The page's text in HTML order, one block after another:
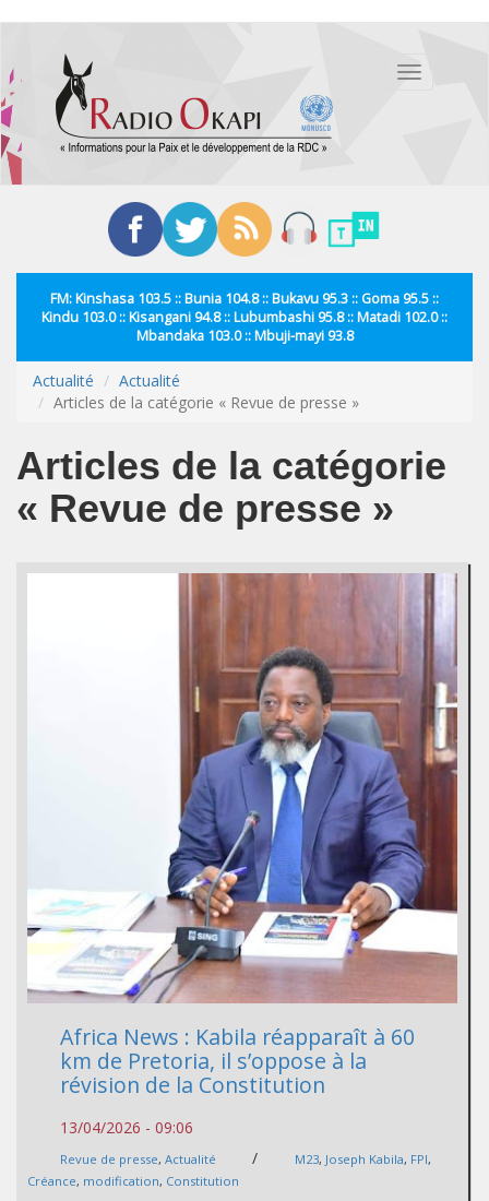
contenu
principal
Toggle
FM: Kinshasa 103.5 :: Bunia 104.8 :: Bukavu 95.3 :: Goma 95.5 ::
Kindu 103.0 :: Kisangani 94.8 :: Lubumbashi 95.8 :: Matadi 102.0 ::
Mbandaka 103.0 :: Mbuji-mayi 93.8
Actualité
Actualité
Articles de la catégorie « Revue de presse »
Articles de la catégorie
« Revue de presse »
Africa News : Kabila réapparaît à 60
km de Pretoria, il s’oppose à la
révision de la Constitution
13/04/2026 - 09:06
Revue de presse, Actualité / M23, Joseph Kabila, FPI,
Créance, modification, Constitution